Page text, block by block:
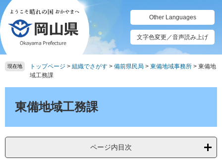
ペ
ー
ジ
の
先
頭
メ
ニ
ュ
ー
を
飛
て
Other Languages
文字色変更／音声読み上げ
現在地 トップページ > 組織でさがす > 備前県民局 > 東備地域事務所 > 東備地
域工務課
東備地域工務課
ページ内目次